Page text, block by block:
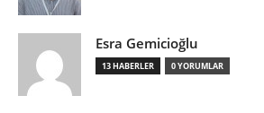
Esra Gemicioğlu
13 HABERLER 0 YORUMLAR